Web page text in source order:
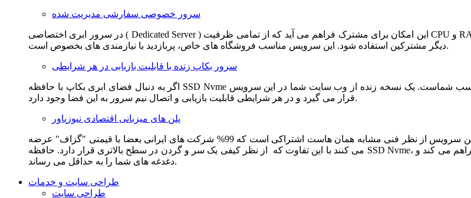
سرور خصوصی سفارشی مدیریت شده
در سرور ابری اختصاصی ( Dedicated Server ) این امکان برای مشترک فراهم می آید که از تمامی ظرفیت CPU و RAM به همراه سایر امکانات سخت افزاری به طور کامل و بدون به اشتراک گذاشتن با
دیگر مشترکین استفاده شود. این سرویس مناسب فروشگاه های خاص، پربازدید با نیازمندی های بخصوص است.
سرور بکاپ زنده با قابلیت بازیابی در هر شرایطی
اگر به دنبال فضای ابری بکاپ با حافظه SSD Nvme واقعی قدرتمند از شرکت هتزنر آلمان برای وب سایت خود هستید. این سرویس مناسب شماست. یک نسخه زنده از وب سایت شما در این سرویس
قرار می گیرد و در هر شرایطی قابلیت بازیابی و اتصال نیم سرور به این فضا وجود دارد.
پلن های میزبانی اقتصادی نیوزپاور
این سرویس مناسب فروشگاه ها و وب سایت های تازه تاسیس و کم بازدید است. این سرویس از نظر فنی مشابه همان هاست اشتراکی است که 99% شرکت های ایرانی بعضا با قیمتی "گزاف" عرضه
می کنند با این تفاوت که از نظر کیفی یک سر و گردن در سطح بالاتری قرار دارد. حافظه SSD Nvme، فضای کاملا ابری، امنیت و پایداری عالی همه چیز را برای ایجاد یک فروشگاه جدید فراهم می کند و
دغدغه های شما را به حداقل می رساند.
طراحی سایت و خدمات
طراحی سایت